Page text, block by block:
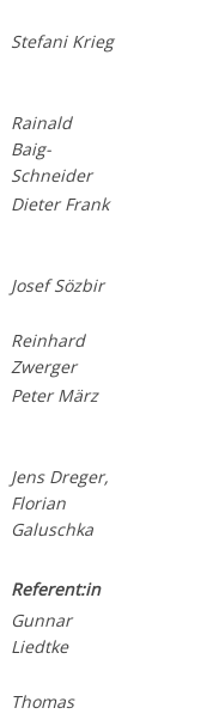
Stefani Krieg
Rainald
Baig-
Schneider
Dieter Frank
Josef Sözbir
Reinhard
Zwerger
Peter März
Jens Dreger,
Florian
Galuschka
Referent:in
Gunnar
Liedtke
Thomas